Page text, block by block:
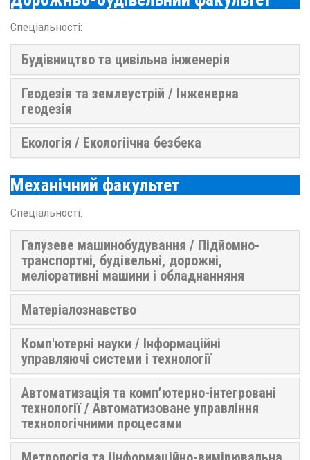
Спеціальності:
Будівництво та цивільна інженерія
Геодезія та землеустрій / Інженерна
геодезія
Екологія / Екологіічна безбека
Механічний факультет
Спеціальності:
Галузеве машинобудування / Підйомно-
транспортні, будівельні, дорожні,
меліоративні машини і обладнанняня
Матеріалознавство
Комп'ютерні науки / Інформаційні
управляючі системи і технології
Автоматизація та комп’ютерно-інтегровані
технології / Автоматизоване управління
технологічними процесами